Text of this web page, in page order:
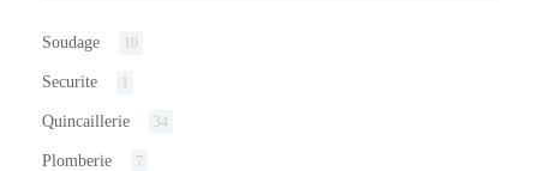
Soudage 10
Securite
Quincaillerie 34
Plomberie 7